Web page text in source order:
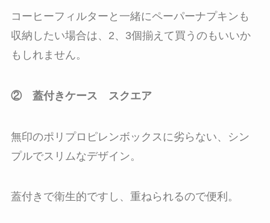
コーヒーフィルターと一緒にペーパーナプキンも
収納したい場合は、2、3個揃えて買うのもいいか
もしれません。
② 蓋付きケース スクエア
無印のポリプロピレンボックスに劣らない、シン
プルでスリムなデザイン。
蓋付きで衛生的ですし、重ねられるので便利。